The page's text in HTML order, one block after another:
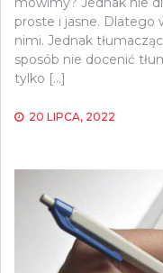
proste i jasne. Dlatego
nimi. Jednak
sposób nie docenić
tylko […]
20 LIPCA, 2022